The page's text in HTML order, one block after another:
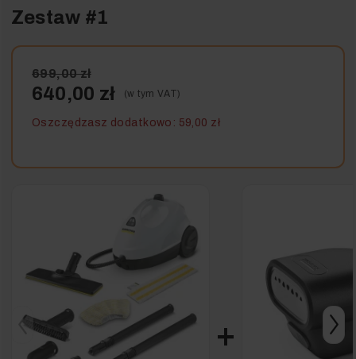
Zestaw #1
699,00 zł
640,00 zł (w tym VAT)
Oszczędzasz dodatkowo: 59,00 zł